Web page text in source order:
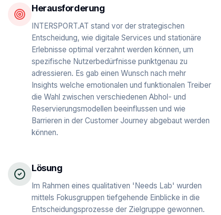
Herausforderung
INTERSPORT.AT stand vor der strategischen
Entscheidung, wie digitale Services und stationäre
Erlebnisse optimal verzahnt werden können, um
spezifische Nutzerbedürfnisse punktgenau zu
adressieren. Es gab einen Wunsch nach mehr
Insights welche emotionalen und funktionalen Treiber
die Wahl zwischen verschiedenen Abhol- und
Reservierungsmodellen beeinflussen und wie
Barrieren in der Customer Journey abgebaut werden
können.
Lösung
Im Rahmen eines qualitativen 'Needs Lab' wurden
mittels Fokusgruppen tiefgehende Einblicke in die
Entscheidungsprozesse der Zielgruppe gewonnen.